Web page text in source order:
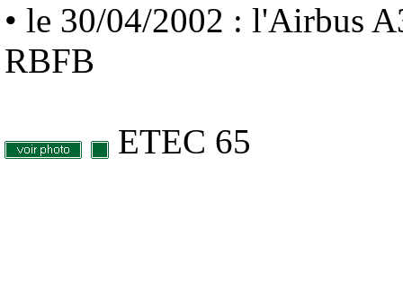
• le 30/04/2002 : l'Airbus
RBFB
ETEC 65